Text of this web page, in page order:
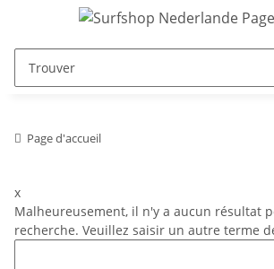
Page d'accueil
x
Malheureusement, il n'y a aucun résultat
recherche. Veuillez saisir un autre terme